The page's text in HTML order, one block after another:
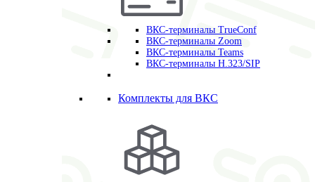
ВКС-терминалы TrueConf
ВКС-терминалы Zoom
ВКС-терминалы Teams
ВКС-терминалы H.323/SIP
Комплекты для ВКС